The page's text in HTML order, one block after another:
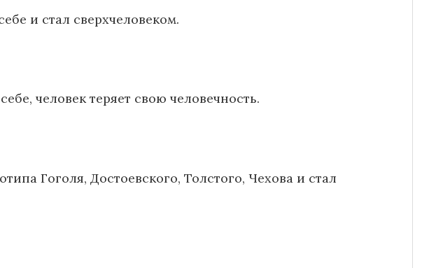
и стал сверхчеловеком.
человек теряет свою человечность.
Гоголя, Достоевского, Толстого, Чехова и стал